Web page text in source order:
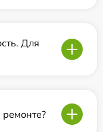
Для